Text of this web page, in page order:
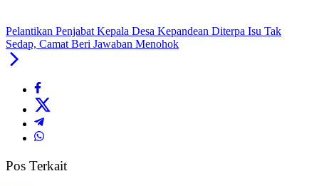
Pelantikan Penjabat Kepala Desa Kepandean Diterpa Isu Tak
Sedap, Camat Beri Jawaban Menohok
Pos Terkait